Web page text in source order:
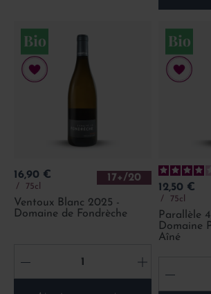
Prix
16,90 €
75cl
17+/20
Ventoux Blanc 2025 -
Domaine de Fondrèche
- +
Prix
12,50 €
75cl
Parallèle
Domaine
Aîné
-